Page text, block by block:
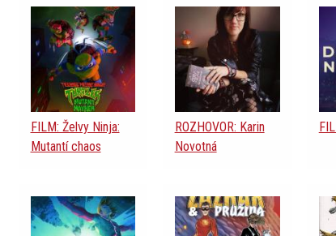
FILM: Želvy Ninja:
Mutantí chaos
ROZHOVOR: Karin
Novotná